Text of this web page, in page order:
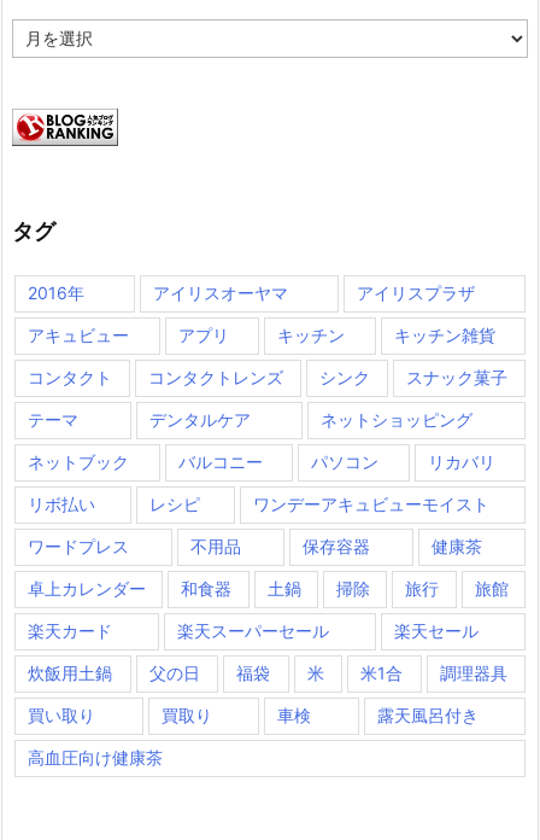
ー
ブ
タグ
2016年 アイリスオーヤマ アイリスプラザ
アキュビュー アプリ キッチン キッチン雑貨
コンタクト コンタクトレンズ シンク スナック菓子
テーマ デンタルケア ネットショッピング
ネットブック バルコニー パソコン リカバリ
リボ払い レシピ ワンデーアキュビューモイスト
ワードプレス 不用品 保存容器 健康茶
卓上カレンダー 和食器 土鍋 掃除 旅行 旅館
楽天カード 楽天スーパーセール 楽天セール
炊飯用土鍋 父の日 福袋 米 米1合 調理器具
買い取り 買取り 車検 露天風呂付き
高血圧向け健康茶